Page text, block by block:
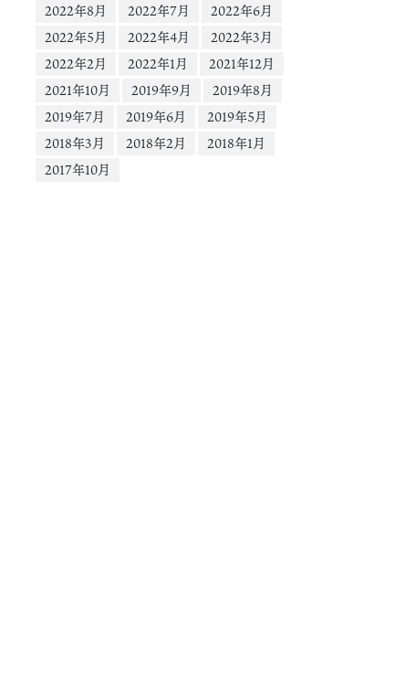
qGlCzg&oe=667D7706&_nc_sid=1d576d&_=1
2022年8月
2022年7月
2022年6月
2022年5月
2022年4月
2022年3月
2022年2月
2022年1月
2021年12月
2021年10月
2019年9月
2019年8月
2019年7月
2019年6月
2019年5月
2018年3月
2018年2月
2018年1月
2017年10月